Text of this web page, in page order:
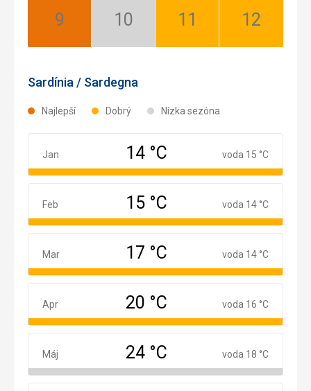
September:
Október:
November:
December:
Sardínia / Sardegna
Najlepší Dobrý Nízka sezóna
Január
Jan 14 °C voda 15 °C
Február
Feb 15 °C voda 14 °C
Marec
Mar 17 °C voda 14 °C
Apríl
Apr 20 °C voda 16 °C
Máj
Máj 24 °C voda 18 °C